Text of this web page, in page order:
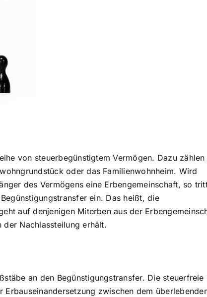
von steuerbegünstigtem Vermögen. Dazu zählen
oder das Familienwohnheim. Wird
des Vermögens eine Erbengemeinschaft, so
ein. Das heißt, die
auf denjenigen Miterben aus der
der Nachlassteilung erhält.
an den Begünstigungstransfer. Die steuerfreie
Erbauseinandersetzung zwischen dem